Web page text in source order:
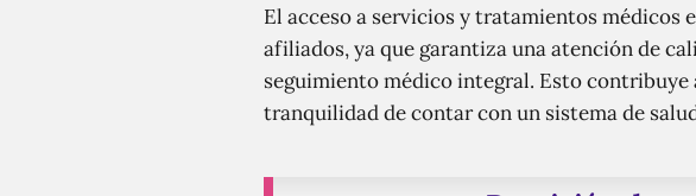
El acceso a servicios y tratamientos médicos
afiliados, ya que garantiza una atención de
seguimiento médico integral. Esto contribuye
tranquilidad de contar con un sistema de